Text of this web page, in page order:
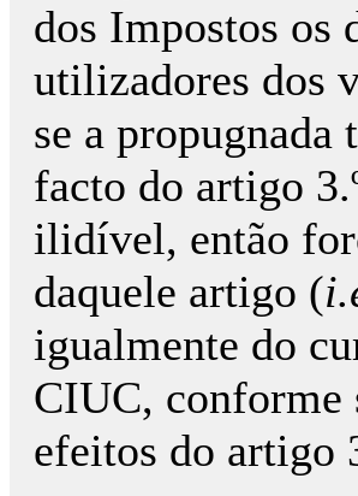
dos Impostos os
utilizadores dos
se a propugnada
facto do artigo
ilidível, então
daquele artigo (
igualmente do
CIUC, conforme
efeitos do artigo